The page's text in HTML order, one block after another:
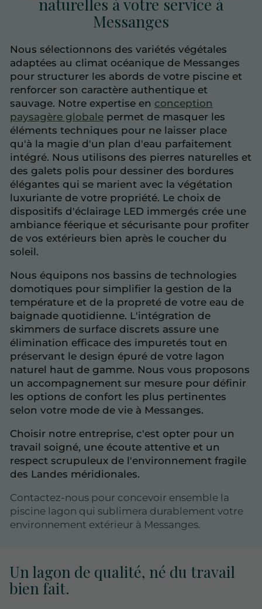
Messanges
Nous sélectionnons des variétés végétales
adaptées au climat océanique de Messanges
pour structurer les abords de votre piscine et
renforcer son caractère authentique et
sauvage. Notre expertise en conception
paysagère globale permet de masquer les
éléments techniques pour ne laisser place
qu'à la magie d'un plan d'eau parfaitement
intégré. Nous utilisons des pierres naturelles et
des galets polis pour dessiner des bordures
élégantes qui se marient avec la végétation
luxuriante de votre propriété. Le choix de
dispositifs d'éclairage LED immergés crée une
ambiance féerique et sécurisante pour profiter
de vos extérieurs bien après le coucher du
soleil.
Nous équipons nos bassins de technologies
domotiques pour simplifier la gestion de la
température et de la propreté de votre eau de
baignade quotidienne. L'intégration de
skimmers de surface discrets assure une
élimination efficace des impuretés tout en
préservant le design épuré de votre lagon
naturel haut de gamme. Nous vous proposons
un accompagnement sur mesure pour définir
les options de confort les plus pertinentes
selon votre mode de vie à Messanges.
Choisir notre entreprise, c'est opter pour un
travail soigné, une écoute attentive et un
respect scrupuleux de l'environnement fragile
des Landes méridionales.
Contactez-nous pour concevoir ensemble la
piscine lagon qui sublimera durablement votre
environnement extérieur à Messanges.
Un lagon de qualité, né du travail
bien fait.